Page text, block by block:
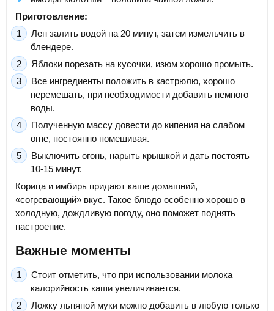
Приготовление:
Лен залить водой на 20 минут, затем измельчить в
блендере.
Яблоки порезать на кусочки, изюм хорошо промыть.
Все ингредиенты положить в кастрюлю, хорошо
перемешать, при необходимости добавить немного
воды.
Полученную массу довести до кипения на слабом
огне, постоянно помешивая.
Выключить огонь, нарыть крышкой и дать постоять
10-15 минут.
Корица и имбирь придают каше домашний,
«согревающий» вкус. Такое блюдо особенно хорошо в
холодную, дождливую погоду, оно поможет поднять
настроение.
Важные моменты
Стоит отметить, что при использовании молока
калорийность каши увеличивается.
Ложку льняной муки можно добавить в любую только